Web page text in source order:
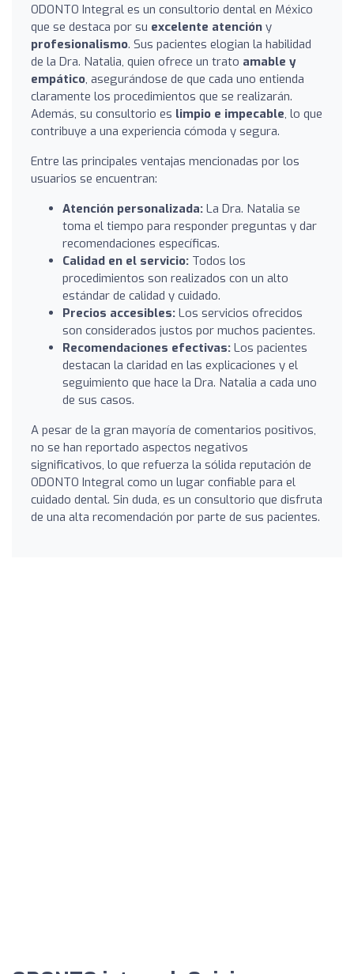
ODONTO Integral es un consultorio dental en México
que se destaca por su excelente atención y
profesionalismo. Sus pacientes elogian la habilidad
de la Dra. Natalia, quien ofrece un trato amable y
empático, asegurándose de que cada uno entienda
claramente los procedimientos que se realizarán.
Además, su consultorio es limpio e impecable, lo que
contribuye a una experiencia cómoda y segura.
Entre las principales ventajas mencionadas por los
usuarios se encuentran:
Atención personalizada: La Dra. Natalia se
toma el tiempo para responder preguntas y dar
recomendaciones específicas.
Calidad en el servicio: Todos los
procedimientos son realizados con un alto
estándar de calidad y cuidado.
Precios accesibles: Los servicios ofrecidos
son considerados justos por muchos pacientes.
Recomendaciones efectivas: Los pacientes
destacan la claridad en las explicaciones y el
seguimiento que hace la Dra. Natalia a cada uno
de sus casos.
A pesar de la gran mayoría de comentarios positivos,
no se han reportado aspectos negativos
significativos, lo que refuerza la sólida reputación de
ODONTO Integral como un lugar confiable para el
cuidado dental. Sin duda, es un consultorio que disfruta
de una alta recomendación por parte de sus pacientes.